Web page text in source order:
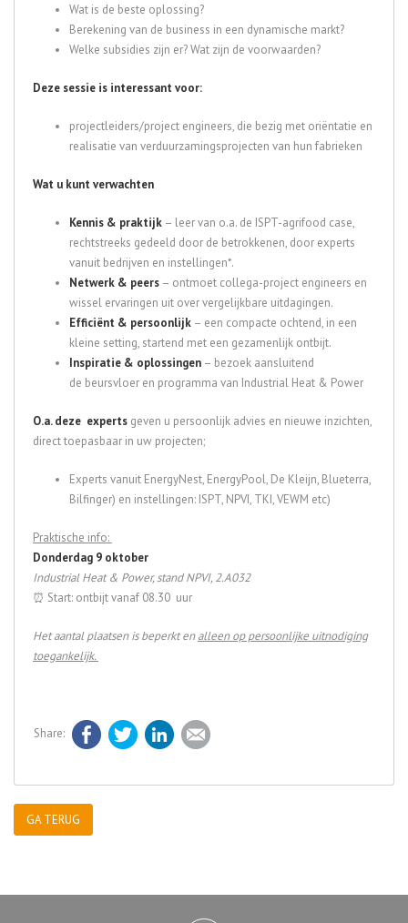
Wat is de beste oplossing?
Berekening van de business in een dynamische markt?
Welke subsidies zijn er? Wat zijn de voorwaarden?
Deze sessie is interessant voor:
projectleiders/project engineers, die bezig met oriëntatie en
realisatie van verduurzamingsprojecten van hun fabrieken
Wat u kunt verwachten
Kennis & praktijk – leer van o.a. de ISPT-agrifood case,
rechtstreeks gedeeld door de betrokkenen, door experts
vanuit bedrijven en instellingen*.
Netwerk & peers – ontmoet collega-project engineers en
wissel ervaringen uit over vergelijkbare uitdagingen.
Efficiënt & persoonlijk – een compacte ochtend, in een
kleine setting, startend met een gezamenlijk ontbijt.
Inspiratie & oplossingen – bezoek aansluitend
de beursvloer en programma van Industrial Heat & Power
O.a. deze experts geven u persoonlijk advies en nieuwe inzichten,
direct toepasbaar in uw projecten;
Experts vanuit EnergyNest, EnergyPool, De Kleijn, Blueterra,
Bilfinger) en instellingen: ISPT, NPVI, TKI, VEWM etc)
Praktische info:
Donderdag 9 oktober
Industrial Heat & Power, stand NPVI, 2.A032
⏰ Start: ontbijt vanaf 08.30 uur
Het aantal plaatsen is beperkt en alleen op persoonlijke uitnodiging
toegankelijk.
FacebookTwitter LinkedIn
GA TERUG